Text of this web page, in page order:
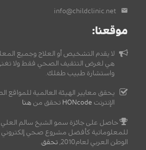
info@childclinic.net
موقعنا:
لا يقدم التشخيص أو العلاج وجميع
هي لغرض التثقيف الصحي فقط ولا
واستشارة طبيب طفلك.
يحقق معايير الهيئة العالمية للمواقع
الإنترنت HONcode تحقق من هنا
حاصل على جائزة سمو الشيخ سالم العلي
للمعلوماتية كأفضل مشروع صحي
الوطن العربي لعام2010,
تحقق.